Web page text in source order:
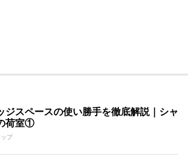
ジスペースの使い勝手を徹底解説｜シャ
荷室①
プ